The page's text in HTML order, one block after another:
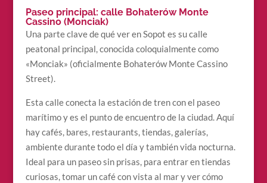
Paseo principal: calle Bohaterów Monte
Cassino (Monciak)
Una parte clave de qué ver en Sopot es su calle
peatonal principal, conocida coloquialmente como
«Monciak» (oficialmente Bohaterów Monte Cassino
Street).
Esta calle conecta la estación de tren con el paseo
marítimo y es el punto de encuentro de la ciudad. Aquí
hay cafés, bares, restaurants, tiendas, galerías,
ambiente durante todo el día y también vida nocturna.
Ideal para un paseo sin prisas, para entrar en tiendas
curiosas, tomar un café con vista al mar y ver cómo